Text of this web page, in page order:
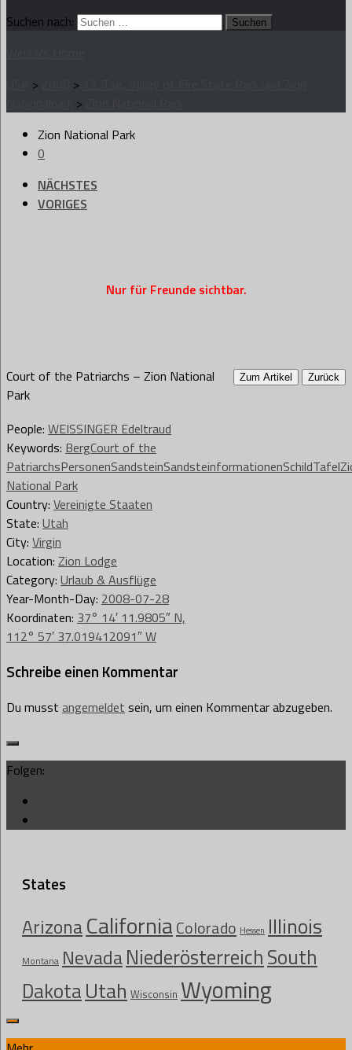
Suchen nach:
> >
>
Zion National Park
0
NÄCHSTES
VORIGES
Nur für Freunde sichtbar.
Zum Artikel Zurück
Court of the Patriarchs – Zion National
Park
People: WEISSINGER Edeltraud
Keywords: BergCourt of the
PatriarchsPersonenSandsteinSandsteinformationenSchildTafel
National Park
Country: Vereinigte Staaten
State: Utah
City: Virgin
Location: Zion Lodge
Category: Urlaub & Ausflüge
Year-Month-Day: 2008-07-28
Koordinaten: 37° 14′ 11.9805″ N,
112° 57′ 37.019412091″ W
Schreibe einen Kommentar
Du musst angemeldet sein, um einen Kommentar abzugeben.
Folgen:
States
ArizonaCaliforniaColorado Hessen Illinois
Montana NevadaNiederösterreichSouth
DakotaUtah Wisconsin Wyoming